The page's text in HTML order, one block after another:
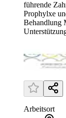
führende
Prophylxe
Behandlung
Arbeitsort